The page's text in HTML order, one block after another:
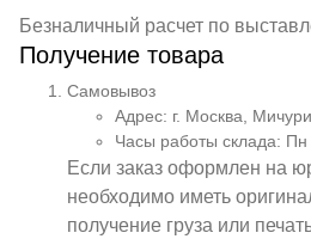
Безналичный расчет по
Получение товара
Самовывоз
Адрес: г. Москва,
Часы работы склада:
Если заказ оформлен на
необходимо иметь
получение груза или